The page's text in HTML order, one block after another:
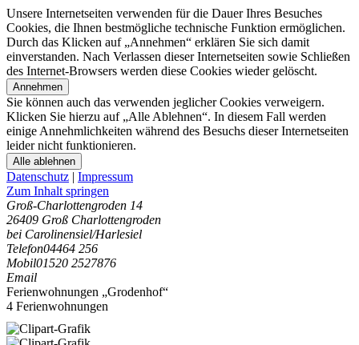
Unsere Internetseiten verwenden für die Dauer Ihres Besuches
Cookies, die Ihnen bestmögliche technische Funktion ermöglichen.
Durch das Klicken auf „Annehmen“ erklären Sie sich damit
einverstanden. Nach Verlassen dieser Internetseiten sowie Schließen
des Internet-Browsers werden diese Cookies wieder gelöscht.
Annehmen
Sie können auch das verwenden jeglicher Cookies verweigern.
Klicken Sie hierzu auf „Alle Ablehnen“. In diesem Fall werden
einige Annehmlichkeiten während des Besuchs dieser Internetseiten
leider nicht funktionieren.
Alle ablehnen
Datenschutz | Impressum
Zum Inhalt springen
Groß-Charlottengroden 14
26409 Groß Charlottengroden
bei Carolinensiel/Harlesiel
Telefon04464 256
Mobil01520 2527876
Email
Ferienwohnungen „Grodenhof“
4 Ferienwohnungen